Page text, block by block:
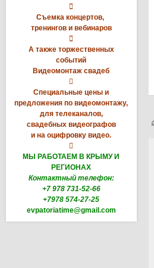

Съемка концертов,
тренингов и вебинаров

А также торжественных
событий
Видеомонтаж свадеб

Специальные цены и
предложения по видеомонтажу,
для телеканалов,
свадебных видеографов
и на оцифровку видео.

МЫ РАБОТАЕМ В КРЫМУ И
РЕГИОНАХ
Контактный телефон:
+7 978 731-52-66
+7978 574-27-25
evpatoriatime@gmail.com